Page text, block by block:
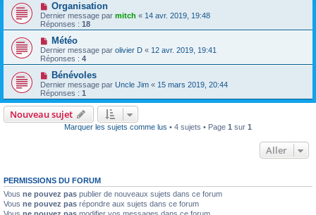
Organisation
Dernier message par mitch « 14 avr. 2019, 19:48
Réponses : 18
Météo
Dernier message par olivier D « 12 avr. 2019, 19:41
Réponses : 4
Bénévoles
Dernier message par Uncle Jim « 15 mars 2019, 20:44
Réponses : 1
Nouveau sujet
Marquer les sujets comme lus • 4 sujets • Page 1 sur 1
Aller
PERMISSIONS DU FORUM
Vous ne pouvez pas publier de nouveaux sujets dans ce forum
Vous ne pouvez pas répondre aux sujets dans ce forum